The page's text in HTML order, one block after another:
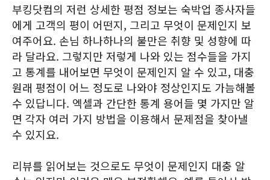
부킹닷컴의 저런 상세한 평점 정보는 숙박업 종사자들
에게 고객의 평이 어떤지, 그리고 무엇이 문제인지 보
여주어요. 손님 하나하나의 불만은 취향 및 성향에 따
라 달라요. 그렇지만 저렇게 나와 있는 점수들을 가지
고 통계를 내어보면 무엇이 문제인지 알 수 있고, 대충
원래 평점이 어느 정도로 나와야 정상인지도 가늠해볼
수 있답니다. 엑셀과 간단한 통계 용어들 몇 가지만 알
면 각자 여러 가지 방법을 이용해서 문제점을 찾아낼
수 있지요.
리뷰를 읽어보는 것으로도 무엇이 문제인지 대충 알